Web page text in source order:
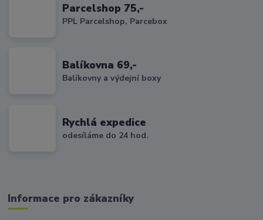
Parcelshop 75,-
PPL Parcelshop, Parcebox
Balíkovna 69,-
Balíkovny a výdejní boxy
Rychlá expedice
odesíláme do 24 hod.
Informace pro zákazníky